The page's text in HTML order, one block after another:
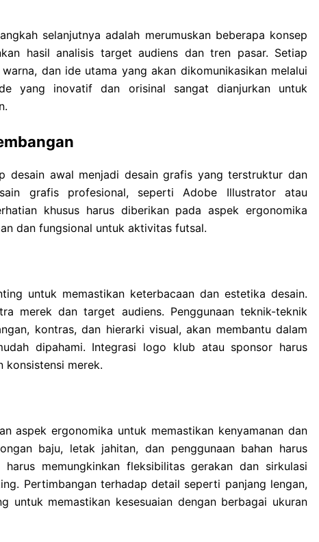
selanjutnya adalah merumuskan beberapa konsep
hasil analisis target audiens dan tren pasar. Setiap
dan ide utama yang akan dikomunikasikan melalui
yang inovatif dan orisinal sangat dianjurkan untuk
desain awal menjadi desain grafis yang terstruktur dan
grafis profesional, seperti Adobe Illustrator atau
khusus harus diberikan pada aspek ergonomika
dan fungsional untuk aktivitas futsal.
untuk memastikan keterbacaan dan estetika desain.
merek dan target audiens. Penggunaan teknik-teknik
kontras, dan hierarki visual, akan membantu dalam
dipahami. Integrasi logo klub atau sponsor harus
konsistensi merek.
aspek ergonomika untuk memastikan kenyamanan dan
baju, letak jahitan, dan penggunaan bahan harus
memungkinkan fleksibilitas gerakan dan sirkulasi
Pertimbangan terhadap detail seperti panjang lengan,
untuk memastikan kesesuaian dengan berbagai ukuran